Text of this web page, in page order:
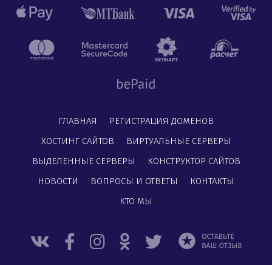
ГЛАВНАЯ
РЕГИСТРАЦИЯ ДОМЕНОВ
ХОСТИНГ САЙТОВ
ВИРТУАЛЬНЫЕ СЕРВЕРЫ
ВЫДЕЛЕННЫЕ СЕРВЕРЫ
КОНСТРУКТОР САЙТОВ
НОВОСТИ
ВОПРОСЫ И ОТВЕТЫ
КОНТАКТЫ
КТО МЫ